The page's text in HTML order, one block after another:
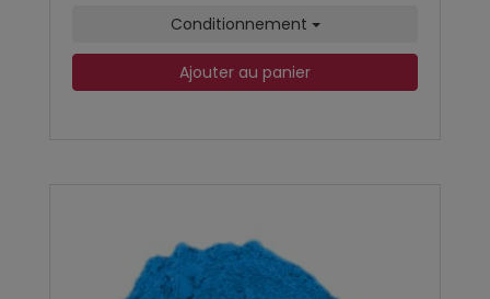
Conditionnement
Ajouter au panier